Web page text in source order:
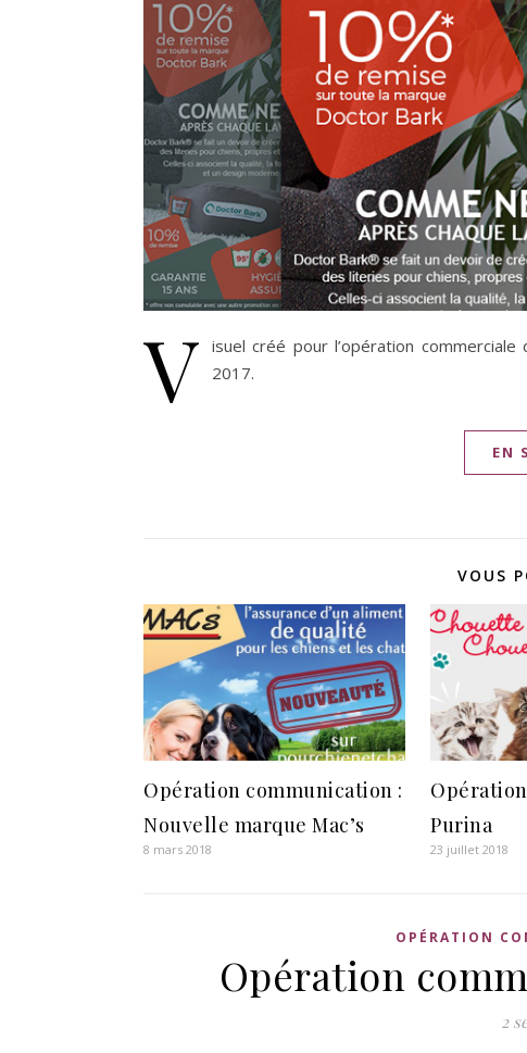
V isuel créé pour l’opération
2017.
EN
VOUS
Opération communication :
Nouvelle marque Mac’s
8 mars 2018
Purina
23 juillet 2018
OPÉRATION
Opération
2